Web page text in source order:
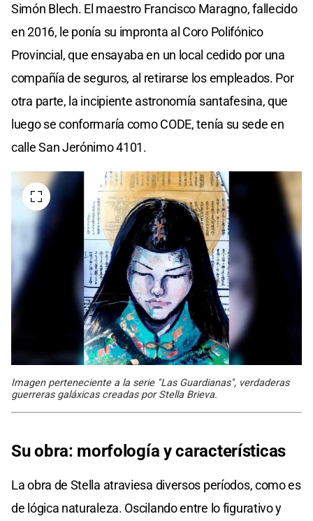
Simón Blech. El maestro Francisco Maragno, fallecido
en 2016, le ponía su impronta al Coro Polifónico
Provincial, que ensayaba en un local cedido por una
compañía de seguros, al retirarse los empleados. Por
otra parte, la incipiente astronomía santafesina, que
luego se conformaría como CODE, tenía su sede en
calle San Jerónimo 4101.
Imagen perteneciente a la serie "Las Guardianas", verdaderas
guerreras galáxicas creadas por Stella Brieva.
Su obra: morfología y características
La obra de Stella atraviesa diversos períodos, como es
de lógica naturaleza. Oscilando entre lo figurativo y